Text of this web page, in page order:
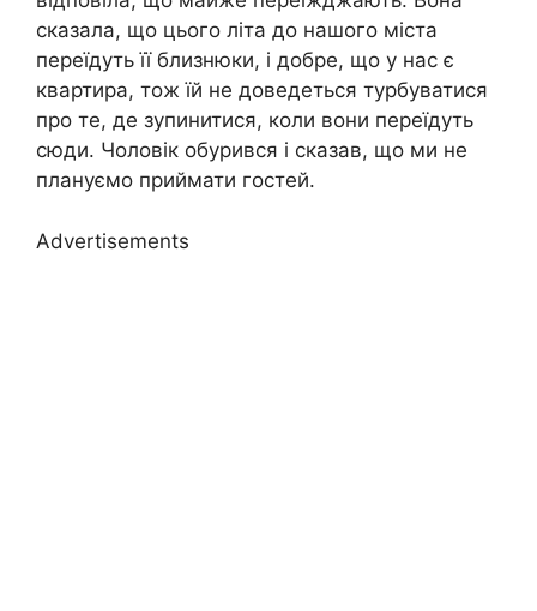
сказала, що цього літа до нашого міста
переїдуть її близнюки, і добре, що у нас є
квартира, тож їй не доведеться турбуватися
про те, де зупинитися, коли вони переїдуть
сюди. Чоловік обурився і сказав, що ми не
плануємо приймати гостей.
Advertisements